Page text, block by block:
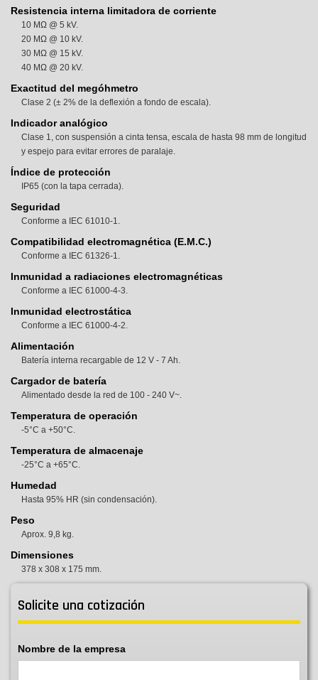
Resistencia interna limitadora de corriente
10 MΩ @ 5 kV.
20 MΩ @ 10 kV.
30 MΩ @ 15 kV.
40 MΩ @ 20 kV.
Exactitud del megóhmetro
Clase 2 (± 2% de la deflexión a fondo de escala).
Indicador analógico
Clase 1, con suspensión a cinta tensa, escala de hasta 98 mm de longitud
y espejo para evitar errores de paralaje.
Índice de protección
IP65 (con la tapa cerrada).
Seguridad
Conforme a IEC 61010-1.
Compatibilidad electromagnética (E.M.C.)
Conforme a IEC 61326-1.
Inmunidad a radiaciones electromagnéticas
Conforme a IEC 61000-4-3.
Inmunidad electrostática
Conforme a IEC 61000-4-2.
Alimentación
Batería interna recargable de 12 V - 7 Ah.
Cargador de batería
Alimentado desde la red de 100 - 240 V~.
Temperatura de operación
-5°C a +50°C.
Temperatura de almacenaje
-25°C a +65°C.
Humedad
Hasta 95% HR (sin condensación).
Peso
Aprox. 9,8 kg.
Dimensiones
378 x 308 x 175 mm.
Solicite una cotización
Nombre de la empresa